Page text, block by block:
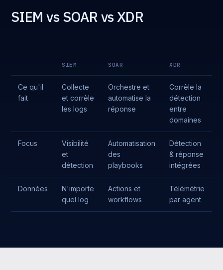
SIEM vs SOAR vs XDR
SIEM SOAR XDR
Ce qu'il
fait
Collecte
et corrèle
les logs
Orchestre et
automatise la
réponse
Corrèle la
détection
entre
domaines
Focus
Visibilité
et
détection
Automatisation
des
playbooks
Détection
& réponse
intégrées
Données
N'importe
quel log
Actions et
workflows
Télémétrie
par agent